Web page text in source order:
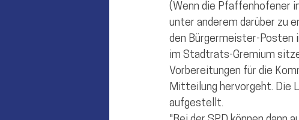
(Wenn die Pfaffenhofener
unter anderem darüber zu
den Bürgermeister-Posten
im Stadtrats-Gremium
Vorbereitungen für die
Mitteilung hervorgeht. Die
aufgestellt.